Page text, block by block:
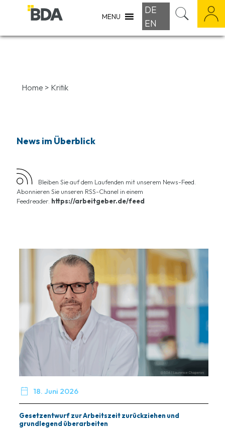
MENU
DE
EN
Home > Kritik
News im Überblick
Bleiben Sie auf dem Laufenden mit unserem News-Feed.
Abonnieren Sie unseren RSS-Chanel in einem
Feedreader. https://arbeitgeber.de/feed
 18. Juni 2026
Gesetzentwurf zur Arbeitszeit zurückziehen und
grundlegend überarbeiten